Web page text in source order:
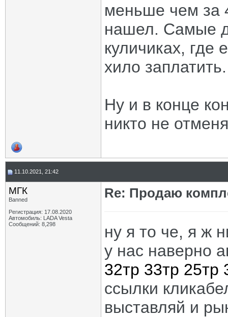
меньше чем за
нашел. Самые
куличиках, где
хило заплатить.
Ну и в конце
никто не
11.10.2021, 21:42
МГК
Banned
Регистрация: 17.08.2020
Автомобиль: LADA Vesta
Сообщений: 8,298
Re: Продаю
ну я то че, я ж
у нас наверно
32тр 33тр 25тр
ссылки
выставляй и